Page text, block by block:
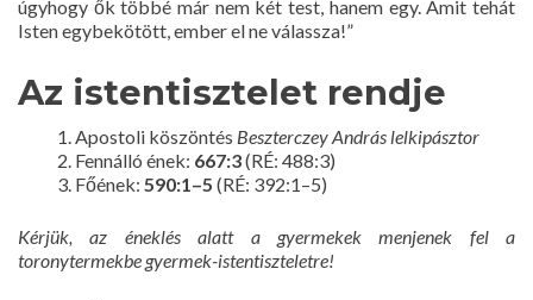
úgyhogy ők többé már nem két test, hanem egy. Amit tehát
Isten egybekötött, ember el ne válassza!”
Az istentisztelet rendje
Apostoli köszöntés Beszterczey András lelkipásztor
Fennálló ének: 667:3(RÉ: 488:3)
Főének: 590:1–5 (RÉ: 392:1–5)
Kérjük, az éneklés alatt a gyermekek menjenek fel a
toronytermekbe gyermek-istentiszteletre!